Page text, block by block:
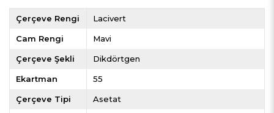
Çerçeve Rengi Lacivert
Cam Rengi Mavi
Çerçeve Şekli Dikdörtgen
Ekartman 55
Çerçeve Tipi Asetat